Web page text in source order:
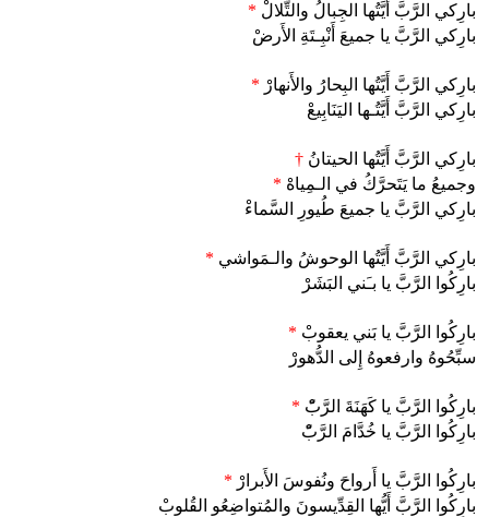
بارِكي الرَّبَّ أَيَّتُها الجِبالُ والتِّلالْ *
بارِكي الرَّبَّ يا جميعَ أَنْبِـتَةِ الأَرضْ
بارِكي الرَّبَّ أَيَّتُها البِحارُ والأَنهارْ *
بارِكي الرَّبَّ أَيَّتُـها اليَنَابِيعْ
بارِكي الرَّبَّ أَيَّتُها الحيتانُ †
وجميعُ ما يَتَحرَّكُ في الـمِياهْ *
بارِكي الرَّبَّ يا جميعَ طُيورِ السَّماءْ
بارِكي الرَّبَّ أَيَّتُها الوحوشُ والـمَواشي *
بارِكُوا الرَّبَّ يا بـَني البَشَرْ
بارِكُوا الرَّبَّ يا بَني يعقوبْ *
سبِّحُوهُ وارفعوهُ إِلى الدُّهورْ
بارِكُوا الرَّبَّ يا كَهَنَةَ الرَّبّْ *
بارِكُوا الرَّبَّ يا خُدَّامَ الرَّبّْ
بارِكُوا الرَّبَّ يا أَرواحَ ونُفوسَ الأَبرارْ *
بارِكُوا الرَّبَّ أَيُّها القِدِّيسونَ والمُتواضِعُو القُلوبْ